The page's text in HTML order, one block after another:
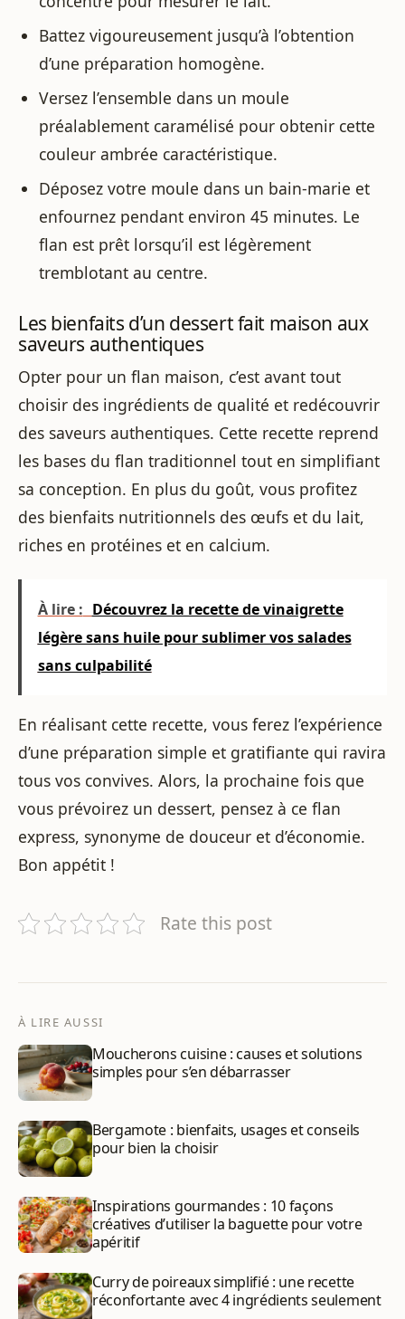
Battez vigoureusement jusqu’à l’obtention
d’une préparation homogène.
Versez l’ensemble dans un moule
préalablement caramélisé pour obtenir cette
couleur ambrée caractéristique.
Déposez votre moule dans un bain-marie et
enfournez pendant environ 45 minutes. Le
flan est prêt lorsqu’il est légèrement
tremblotant au centre.
Les bienfaits d’un dessert fait maison aux
saveurs authentiques
Opter pour un flan maison, c’est avant tout
choisir des ingrédients de qualité et redécouvrir
des saveurs authentiques. Cette recette reprend
les bases du flan traditionnel tout en simplifiant
sa conception. En plus du goût, vous profitez
des bienfaits nutritionnels des œufs et du lait,
riches en protéines et en calcium.
À lire : Découvrez la recette de vinaigrette
légère sans huile pour sublimer vos salades
sans culpabilité
En réalisant cette recette, vous ferez l’expérience
d’une préparation simple et gratifiante qui ravira
tous vos convives. Alors, la prochaine fois que
vous prévoirez un dessert, pensez à ce flan
express, synonyme de douceur et d’économie.
Bon appétit !
Rate this post
À LIRE AUSSI
Moucherons cuisine : causes et solutions
simples pour s’en débarrasser
Bergamote : bienfaits, usages et conseils
pour bien la choisir
Inspirations gourmandes : 10 façons
créatives d’utiliser la baguette pour votre
apéritif
Curry de poireaux simplifié : une recette
réconfortante avec 4 ingrédients seulement